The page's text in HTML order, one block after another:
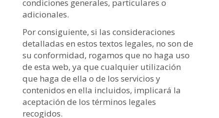
condiciones generales, particulares o
adicionales.
Por consiguiente, si las consideraciones
detalladas en estos textos legales, no son de
su conformidad, rogamos que no haga uso
de esta web, ya que cualquier utilización
que haga de ella o de los servicios y
contenidos en ella incluidos, implicará la
aceptación de los términos legales
recogidos.